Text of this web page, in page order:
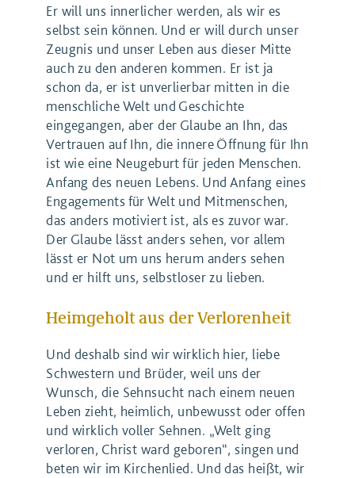
Er will uns innerlicher werden, als wir es
selbst sein können. Und er will durch unser
Zeugnis und unser Leben aus dieser Mitte
auch zu den anderen kommen. Er ist ja
schon da, er ist unverlierbar mitten in die
menschliche Welt und Geschichte
eingegangen, aber der Glaube an Ihn, das
Vertrauen auf Ihn, die innere Öffnung für Ihn
ist wie eine Neugeburt für jeden Menschen.
Anfang des neuen Lebens. Und Anfang eines
Engagements für Welt und Mitmenschen,
das anders motiviert ist, als es zuvor war.
Der Glaube lässt anders sehen, vor allem
lässt er Not um uns herum anders sehen
und er hilft uns, selbstloser zu lieben.
Heimgeholt aus der Verlorenheit
Und deshalb sind wir wirklich hier, liebe
Schwestern und Brüder, weil uns der
Wunsch, die Sehnsucht nach einem neuen
Leben zieht, heimlich, unbewusst oder offen
und wirklich voller Sehnen. „Welt ging
verloren, Christ ward geboren“, singen und
beten wir im Kirchenlied. Und das heißt, wir